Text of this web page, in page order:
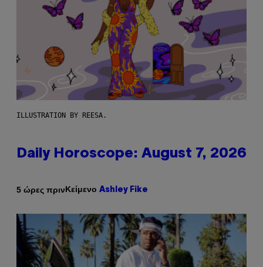
ILLUSTRATION BY REESA.
Daily Horoscope: August 7, 2026
5 ώρες πρινΚείμενο Ashley Fike